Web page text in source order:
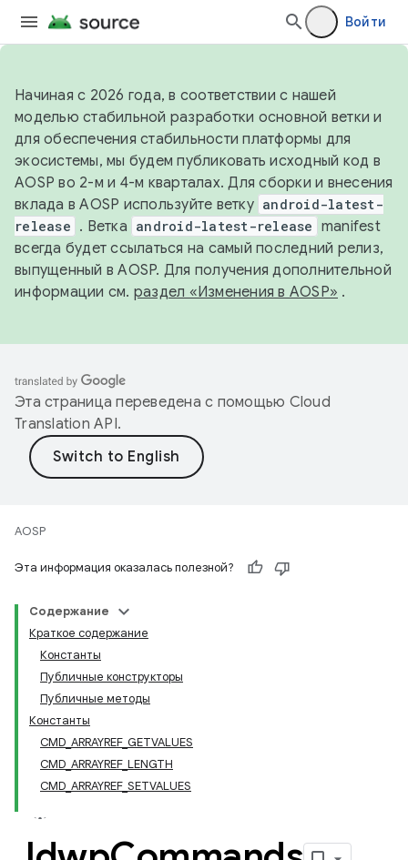
Войти
Начиная с 2026 года, в соответствии с нашей
моделью стабильной разработки основной ветки и
для обеспечения стабильности платформы для
экосистемы, мы будем публиковать исходный код в
AOSP во 2-м и 4-м кварталах. Для сборки и внесения
вклада в AOSP используйте ветку android-latest-
release . Ветка android-latest-release manifest
всегда будет ссылаться на самый последний релиз,
выпущенный в AOSP. Для получения дополнительной
информации см. раздел «Изменения в AOSP» .
Эта страница переведена с помощью Cloud
Translation API.
AOSP
Эта информация оказалась полезной?
Содержание
Краткое содержание
Константы
Публичные конструкторы
Публичные методы
Константы
CMD ARRAYREF_ GETVALUES
CMD ARRAYREF_ LENGTH
CMD ARRAYREF_ SETVALUES